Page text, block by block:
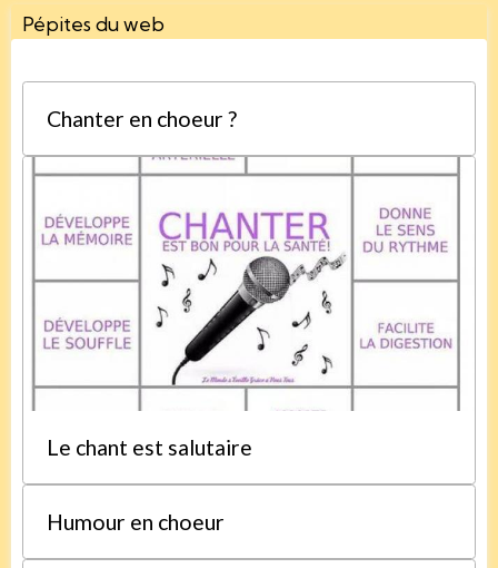
Pépites du web
Chanter en choeur ?
Le chant est salutaire
Humour en choeur